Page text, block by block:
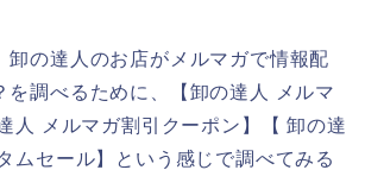
卸の達人のお店がメルマガで情報配
を調べるために、【卸の達人 メルマ
人 メルマガ割引クーポン】【 卸の達
ムセール】という感じで調べてみる